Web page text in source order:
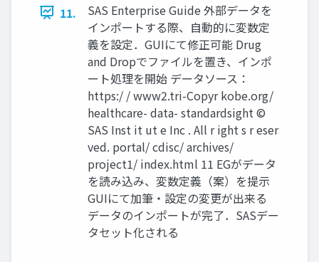
11.
SAS Enterprise Guide 外部データを
インポートする際、自動的に変数定
義を設定．GUIにて修正可能 Drug
and Dropでファイルを置き、インポ
ート処理を開始 データソース：
https:/ / www2.tri-Copyr kobe.org/
healthcare- data- standardsight ©
SAS Inst it ut e Inc . All r ight s r eser
ved. portal/ cdisc/ archives/
project1/ index.html 11 EGがデータ
を読み込み、変数定義（案）を提示
GUIにて加筆・設定の変更が出来る
データのインポートが完了．SASデー
タセット化される